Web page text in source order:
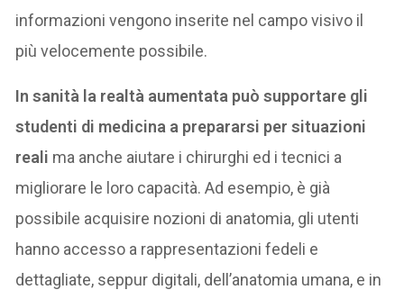
informazioni vengono inserite nel campo visivo il
più velocemente possibile.
In sanità la realtà aumentata può supportare gli
studenti di medicina a prepararsi per situazioni
reali ma anche aiutare i chirurghi ed i tecnici a
migliorare le loro capacità. Ad esempio, è già
possibile acquisire nozioni di anatomia, gli utenti
hanno accesso a rappresentazioni fedeli e
dettagliate, seppur digitali, dell’anatomia umana, e in